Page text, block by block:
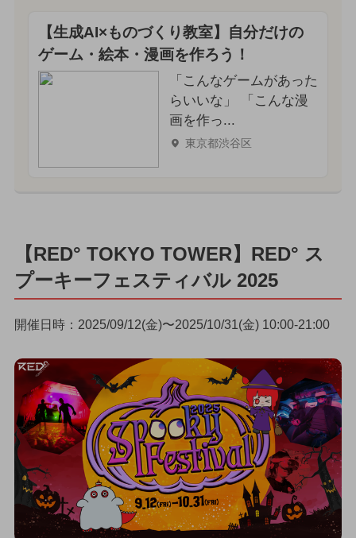
【生成AI×ものづくり教室】自分だけの
ゲーム・絵本・漫画を作ろう！
「こんなゲームがあった
らいいな」 「こんな漫
画を作っ...
東京都渋谷区
【RED° TOKYO TOWER】RED° ス
プーキーフェスティバル 2025
開催日時：2025/09/12(金)〜2025/10/31(金) 10:00-21:00